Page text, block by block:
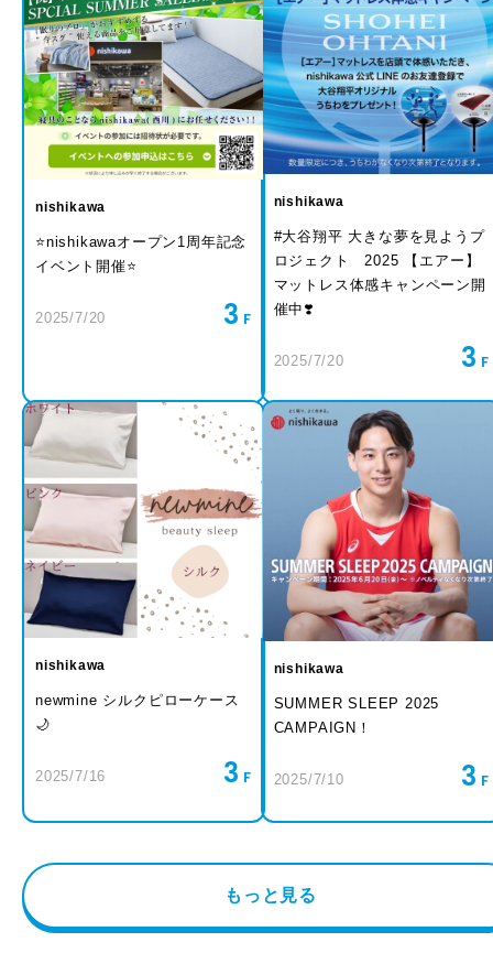
nishikawa
⭐️nishikawaオープン1周年記念
イベント開催⭐️
2025/7/20 3
nishikawa
#大谷翔平 大きな夢を見ようプ
ロジェクト 2025 【エアー】
マットレス体感キャンペーン開
催中❣️
2025/7/20 3
nishikawa
newmine シルクピローケース
🌙
2025/7/16 3
nishikawa
SUMMER SLEEP 2025
CAMPAIGN！
2025/7/10 3
もっと見る